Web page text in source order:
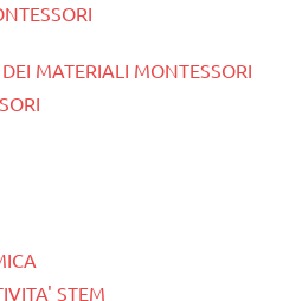
MATERIALI MONTESSORI
STEM